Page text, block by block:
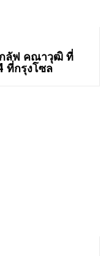
กลัฟ คณาวุฒิ ที่
ที่กรุงโซล